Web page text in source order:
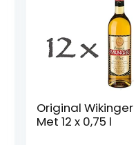
Original Wikinger
Met 12 x 0,75 l